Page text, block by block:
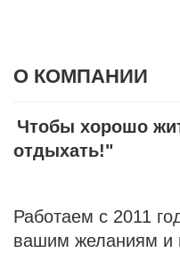
О КОМПАНИИ
Чтобы хорошо
отдыхать!"
Работаем с 2011
вашим желаниям и